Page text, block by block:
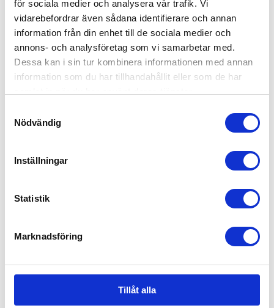
för sociala medier och analysera vår trafik. Vi
vidarebefordrar även sådana identifierare och annan
information från din enhet till de sociala medier och
annons- och analysföretag som vi samarbetar med.
Dessa kan i sin tur kombinera informationen med annan
information som du har tillhandahållit eller som de har
Nödvändig
Inställningar
Statistik
Marknadsföring
Tillåt alla
Babybjörn Babysitter Lekbåge, Busiga Ögon